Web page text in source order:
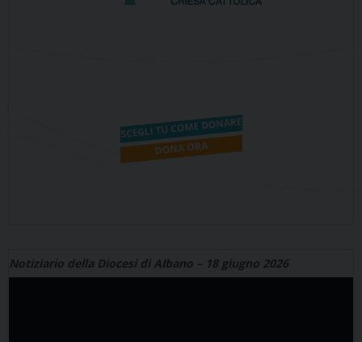
Notiziario della Diocesi di Albano – 18 giugno 2026